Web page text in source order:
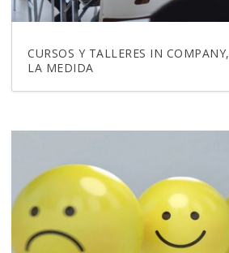
CURSOS Y TALLERES IN
LA MEDIDA